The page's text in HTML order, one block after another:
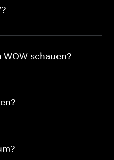
schauen?